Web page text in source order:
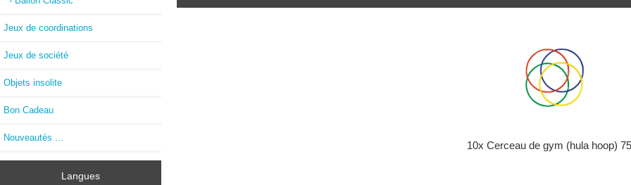
Jeux de coordinations
Jeux de société
Objets insolite
Bon Cadeau
Nouveautés ...
Langues
10x Cerceau de gym (hula hoop)